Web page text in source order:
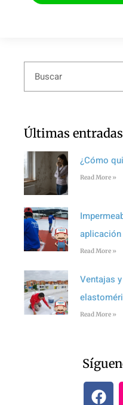
Últimas entradas
¿Cómo
Read More »
aplicación
Read More »
Ventajas
Read More »